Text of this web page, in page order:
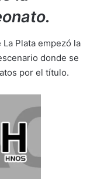
Plata empezó la
donde se
por el título.